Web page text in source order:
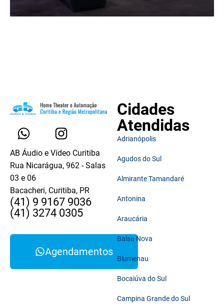
AB Áudio e Vídeo Curitiba
Rua Nicarágua, 962 - Salas
03 e 06
Bacacheri, Curitiba, PR
(41) 9 9167 9036
(41) 3274 0305
Agendamentos
Cidades
Atendidas
Adrianópolis
Agudos do Sul
Almirante Tamandaré
Antonina
Araucária
Balsa Nova
Blumenau
Bocaiúva do Sul
Campina Grande do Sul